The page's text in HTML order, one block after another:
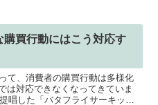
買行動にはこう対応す
て、消費者の購買行動は多様化
は対応できなくなってきていま
唱した「バタフライサーキッ